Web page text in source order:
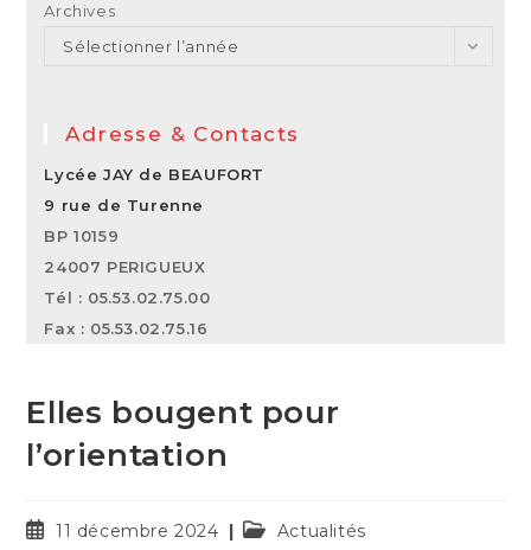
Archives
Sélectionner l’année
Adresse & Contacts
Lycée JAY de BEAUFORT
9 rue de Turenne
BP 10159
24007 PERIGUEUX
Tél : 05.53.02.75.00
Fax : 05.53.02.75.16
Elles bougent pour
l’orientation
11 décembre 2024 Actualités